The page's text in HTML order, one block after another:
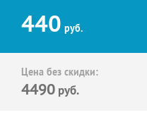
440 руб.
Цена без скидки:
4490 руб.